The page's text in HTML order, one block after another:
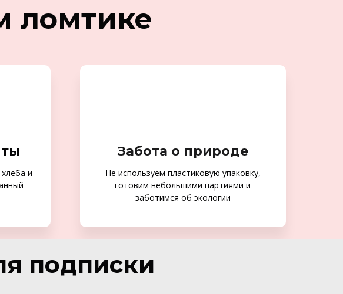
ломтике
и
Забота о природе
Не используем пластиковую упаковку,
готовим небольшими партиями и
заботимся об экологии
подписки